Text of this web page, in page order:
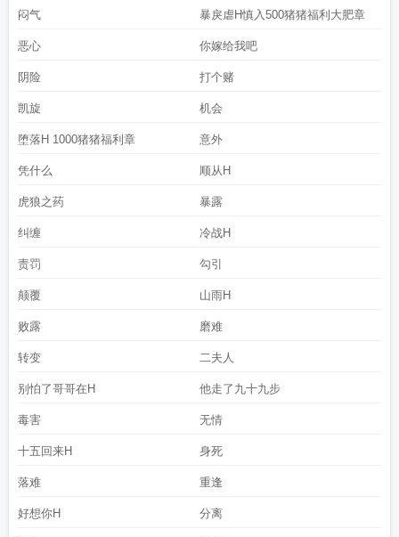
闷气 暴戾虐H慎入500猪猪福利大肥章
恶心 你嫁给我吧
阴险 打个赌
凯旋 机会
堕落H 1000猪猪福利章 意外
凭什么 顺从H
虎狼之药 暴露
纠缠 冷战H
责罚 勾引
颠覆 山雨H
败露 磨难
转变 二夫人
别怕了哥哥在H 他走了九十九步
毒害 无情
十五回来H 身死
落难 重逢
好想你H 分离